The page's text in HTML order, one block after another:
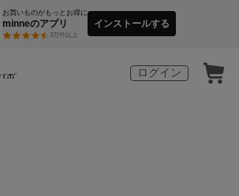
お買いものがもっとお得に
minneのアプリ
3万件以上
インストールする
ログイン